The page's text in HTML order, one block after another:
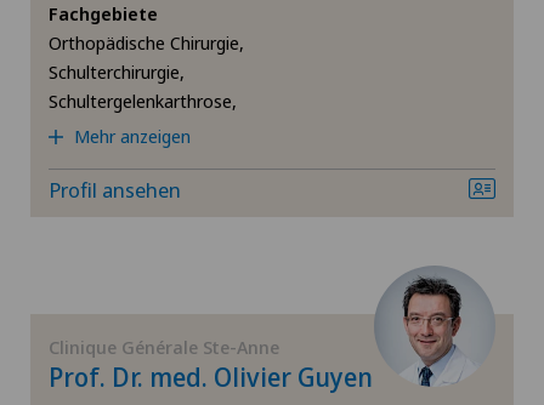
Infektiologie
Interventionelle Kardiologie
Kalkschulter
Kniechirurgie
Fachgebiete
Orthopädische Chirurgie,
Schulterchirurgie,
Schultergelenkarthrose,
Mehr anzeigen
Profil ansehen
Clinique Générale Ste-Anne
Prof. Dr. med. Olivier Guyen